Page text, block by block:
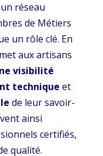
réseau
de Métiers
un rôle clé. En
aux artisans
visibilité
technique et
de leur savoir-
ainsi
certifiés,
qualité.